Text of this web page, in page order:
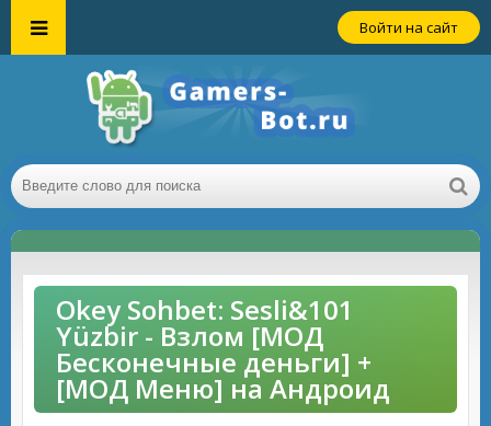
Войти на сайт
Okey Sohbet: Sesli&101
Yüzbir - Взлом [МОД
Бесконечные деньги] +
[МОД Меню] на Андроид